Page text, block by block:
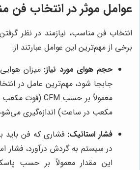
عوامل موثر در انتخاب فن
انتخاب فن مناسب، نیازمند در نظر
برخی از مهم‌ترین این عوامل عبارتند از:
حجم هوای مورد نیاز: میزان
جابجا شود، مهم‌ترین عامل در
مکعب در ساعت) اندازه‌گیری
فشار استاتیک: فشاری که فن باید
در سیستم به گردش درآورد، فشار